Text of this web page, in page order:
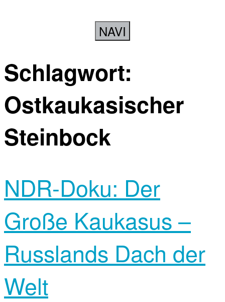
NAVI
Schlagwort:
Ostkaukasischer
Steinbock
NDR-Doku: Der
Große Kaukasus –
Russlands Dach der
Welt